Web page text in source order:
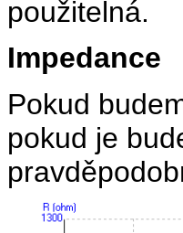
použitelná.
Impedance
Pokud
pokud je